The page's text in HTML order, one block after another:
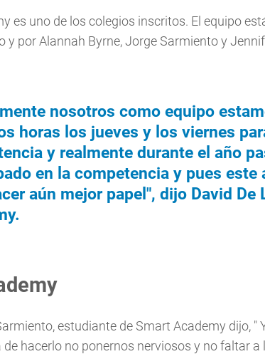
es uno de los colegios inscritos. El equipo
y por Alannah Byrne, Jorge Sarmiento y
nosotros como equipo
horas los jueves y los viernes
y realmente durante el año
en la competencia y pues este
aún mejor papel", dijo David
estudiante de Smart Academy dijo, "
de hacerlo no ponernos nerviosos y no faltar